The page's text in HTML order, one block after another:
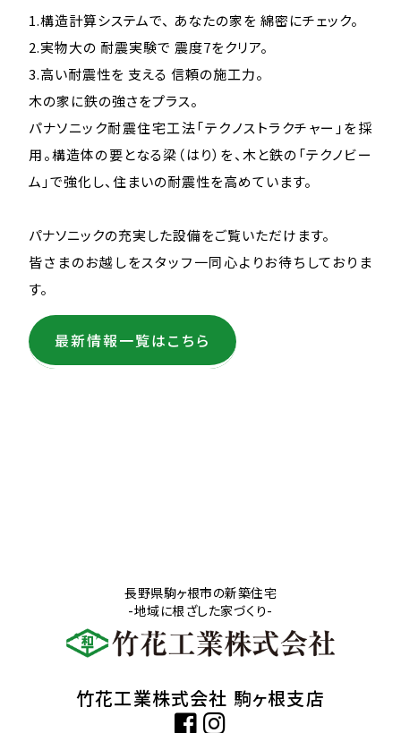
1.構造計算システムで、 あなたの家を 綿密にチェック。
2.実物大の 耐震実験で 震度7をクリア。
3.高い耐震性を 支える 信頼の施工力。
木の家に鉄の強さをプラス。
パナソニック耐震住宅工法「テクノストラクチャー」を採
用。構造体の要となる梁（はり）を、木と鉄の「テクノビー
ム」で強化し、住まいの耐震性を高めています。
パナソニックの充実した設備をご覧いただけます。
皆さまのお越しをスタッフ一同心よりお待ちしておりま
す。
最新情報一覧はこちら
長野県駒ヶ根市の新築住宅
-地域に根ざした家づくり-
竹花工業株式会社 駒ヶ根支店